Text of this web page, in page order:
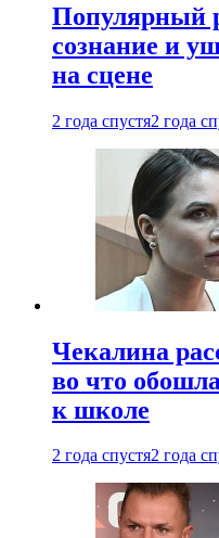
Популярный
сознание и
на сцене
2 года спустя2 года
Чекалина
во что
к школе
2 года спустя2 года